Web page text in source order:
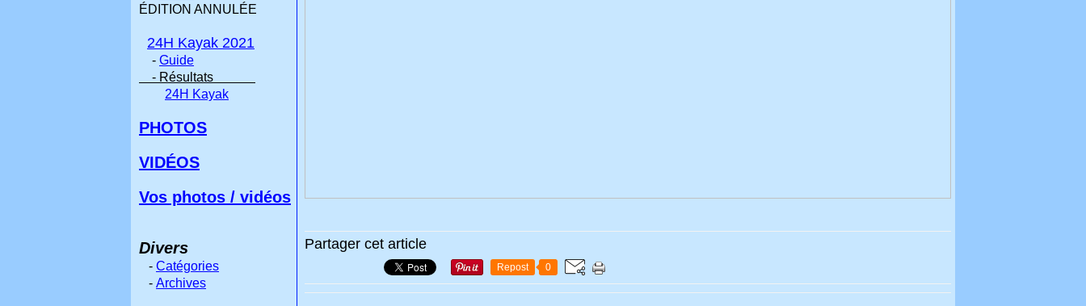
Partager cet article
Repost 0
ÉDITION ANNULÉE
24H Kayak 2021
- Guide
- Résultats
24H Kayak
PHOTOS
VIDÉOS
Vos photos / vidéos
Divers
- Catégories
- Archives